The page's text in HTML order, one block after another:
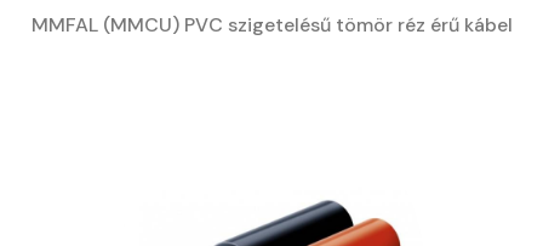
MMFAL (MMCU) PVC szigetelésű tömör réz érű kábel